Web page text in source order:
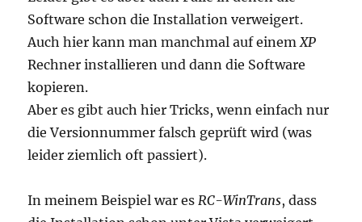
Software schon die Installation verweigert.
Auch hier kann man manchmal auf einemXP
Rechner installieren und dann die Software
kopieren.
Aber es gibt auch hier Tricks, wenn einfach nur
die Versionnummer falsch geprüft wird (was
leider ziemlich oft passiert).
In meinem Beispiel war esRC-WinTrans, dass